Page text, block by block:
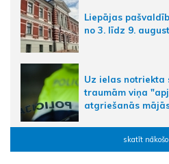
Liepājas
no 3. līdz 9.
Uz ielas notriekta
traumām viņa
atgriešanās
skatīt nākošo